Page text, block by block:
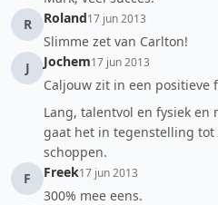
R
Roland17 jun 2013
Slimme zet van Carlton!
J
Jochem17 jun 2013
Caljouw zit in een positieve
Lang, talentvol en fysiek en
gaat het in tegenstelling
schoppen.
F
Freek17 jun 2013
300% mee eens.